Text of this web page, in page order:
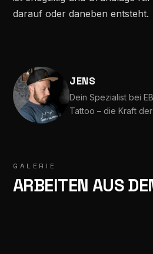
darauf oder daneben entsteht.
JENS
Dein Spezialist bei
Tattoo – die Kraft
GALERIE
ARBEITEN AUS